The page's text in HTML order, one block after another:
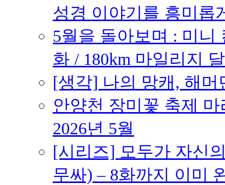
성경 이야기를 흥미롭
5월을 돌아보며 : 미니
화 / 180km 마일리지
[생각] 나의 망캐, 해머
안양천 장미꽃 축제
2026년 5월
[시리즈] 모두가 자신
무싸) – 8화까지 이미